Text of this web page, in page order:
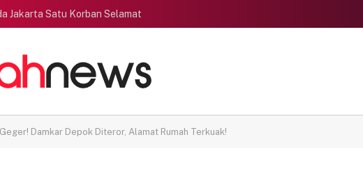
Jakarta Satu Korban Selamat
Damkar Depok Diteror, Alamat Rumah Terkuak!